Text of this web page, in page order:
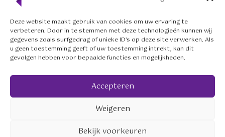
Deze website maakt gebruik van cookies om uw ervaring te
verbeteren. Door in te stemmen met deze technologieën kunnen wij
gegevens zoals surfgedrag of unieke ID's op deze site verwerken. Als
u geen toestemming geeft of uw toestemming intrekt, kan dit
gevolgen hebben voor bepaalde functies en mogelijkheden.
Accepteren
Weigeren
Bekijk voorkeuren
06 29 42 67 83
info@me-recovery.nl
Volg ons op social media
mailto:info@me-recovery.nl
linkedin.com/company/
https://